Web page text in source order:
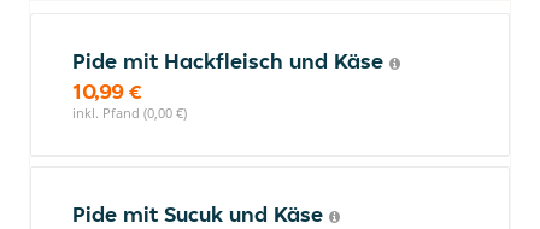
Pide mit Hackfleisch und Käse
10,99 €
inkl. Pfand (0,00 €)
Pide mit Sucuk und Käse